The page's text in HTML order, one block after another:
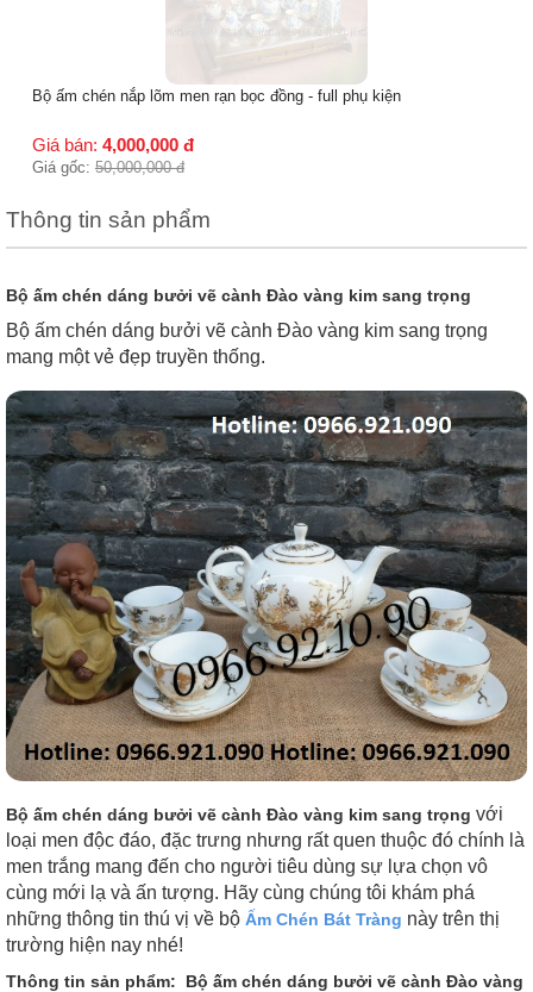
Bộ ấm chén nắp lõm men rạn bọc đồng - full phụ kiện
Giá bán: 4,000,000 đ
Giá gốc: 50,000,000 đ
Thông tin sản phẩm
Bộ ấm chén dáng bưởi vẽ cành Đào vàng kim sang trọng
Bộ ấm chén dáng bưởi vẽ cành Đào vàng kim sang trọng
mang một vẻ đẹp truyền thống.
Bộ ấm chén dáng bưởi vẽ cành Đào vàng kim sang trọng với
loại men độc đáo, đặc trưng nhưng rất quen thuộc đó chính là
men trắng mang đến cho người tiêu dùng sự lựa chọn vô
cùng mới lạ và ấn tượng. Hãy cùng chúng tôi khám phá
những thông tin thú vị về bộ Ấm Chén Bát Tràng này trên thị
trường hiện nay nhé!
Thông tin sản phẩm: Bộ ấm chén dáng bưởi vẽ cành Đào vàng